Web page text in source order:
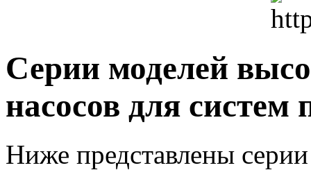
Серии моделей
насосов для систем
Ниже представлены